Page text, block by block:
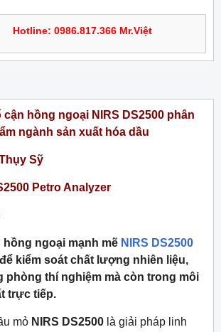
Hotline: 0986.817.366 Mr.Việt
cận hồng ngoại NIRS DS2500 phân
ngành sản xuất hóa dầu
Sỹ
Petro Analyzer
hồng ngoại mạnh mẽ NIRS DS2500
để kiểm soát chất lượng nhiên liệu,
phòng thí nghiệm mà còn trong môi
trực tiếp.
mỏ NIRS DS2500 là giải pháp linh